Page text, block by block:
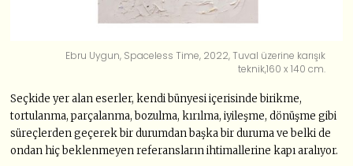
Ebru Uygun, Spaceless Time, 2022, Tuval üzerine karışık
teknik,160 x 140 cm.
Seçkide yer alan eserler, kendi bünyesi içerisinde birikme,
tortulanma, parçalanma, bozulma, kırılma, iyileşme, dönüşme gibi
süreçlerden geçerek bir durumdan başka bir duruma ve belki de
ondan hiç beklenmeyen referansların ihtimallerine kapı aralıyor.